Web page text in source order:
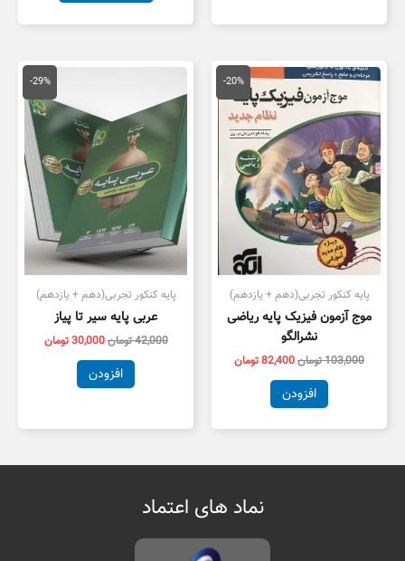
-20%
پایه کنکور تجربی(دهم + یازدهم)
موج آزمون فیزیک پایه ریاضی
نشرالگو
103,000تومان
قیمت
اصلی
103,000 تومان
بود.
82,400تومان
قیمت
فعلی
82,400 تومان
است.
افزودن
-29%
پایه کنکور تجربی(دهم + یازدهم)
عربی پایه سیر تا پیاز
42,000تومان
42,000 تومان
بود.
30,000تومان
قیمت
فعلی
است.
افزودن
نماد های اعتماد